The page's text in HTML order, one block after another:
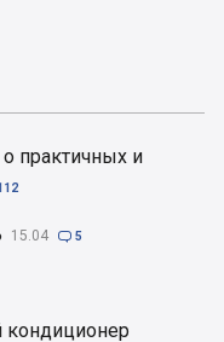
практичных и
15.04  5